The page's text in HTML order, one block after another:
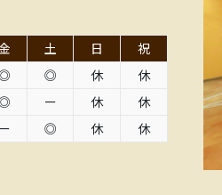
土 日
祝
◎ 休
休
ー 休
休
ー ◎ 休 休